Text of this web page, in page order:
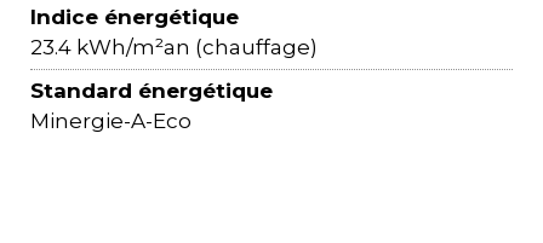
Indice énergétique
23.4 kWh/m²an (chauffage)
Standard énergétique
Minergie-A-Eco